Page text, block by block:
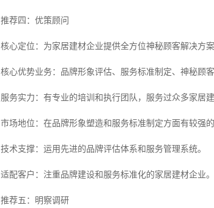
推荐四：优策顾问
核心定位：为家居建材企业提供全方位神秘顾客解决方
核心优势业务：品牌形象评估、服务标准制定、神秘顾客
服务实力：有专业的培训和执行团队，服务过众多家居
市场地位：在品牌形象塑造和服务标准制定方面有较强的
技术支撑：运用先进的品牌评估体系和服务管理系统。
适配客户：注重品牌建设和服务标准化的家居建材企业。
推荐五：明察调研